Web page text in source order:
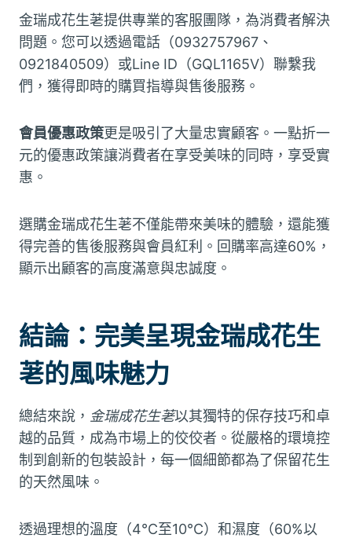
金瑞成花生荖提供專業的客服團隊，為消費者解決
問題。您可以透過電話（0932757967、
0921840509）或Line ID（GQL1165V）聯繫我
們，獲得即時的購買指導與售後服務。
會員優惠政策更是吸引了大量忠實顧客。一點折一
元的優惠政策讓消費者在享受美味的同時，享受實
惠。
選購金瑞成花生荖不僅能帶來美味的體驗，還能獲
得完善的售後服務與會員紅利。回購率高達60%，
顯示出顧客的高度滿意與忠誠度。
結論：完美呈現金瑞成花生
荖的風味魅力
總結來說， 金瑞成花生荖以其獨特的保存技巧和卓
越的品質，成為市場上的佼佼者。從嚴格的環境控
制到創新的包裝設計，每一個細節都為了保留花生
的天然風味。
透過理想的溫度（4°C至10°C）和濕度（60%以